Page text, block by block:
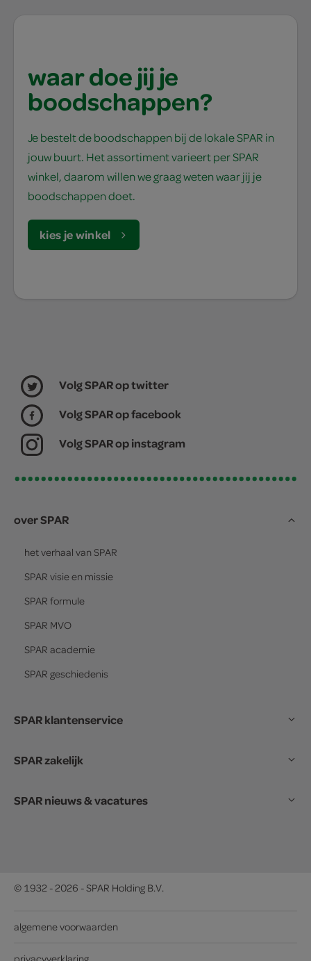
waar doe jij je
boodschappen?
Je bestelt de boodschappen bij de lokale SPAR in
jouw buurt. Het assortiment varieert per SPAR
winkel, daarom willen we graag weten waar jij je
boodschappen doet.
kies je winkel
Volg SPAR op twitter
Volg SPAR op facebook
Volg SPAR op instagram
over SPAR
het verhaal van SPAR
SPAR visie en missie
SPAR formule
SPAR MVO
SPAR academie
SPAR geschiedenis
SPAR klantenservice
SPAR zakelijk
SPAR nieuws & vacatures
© 1932 - 2026 - SPAR Holding B.V.
algemene voorwaarden